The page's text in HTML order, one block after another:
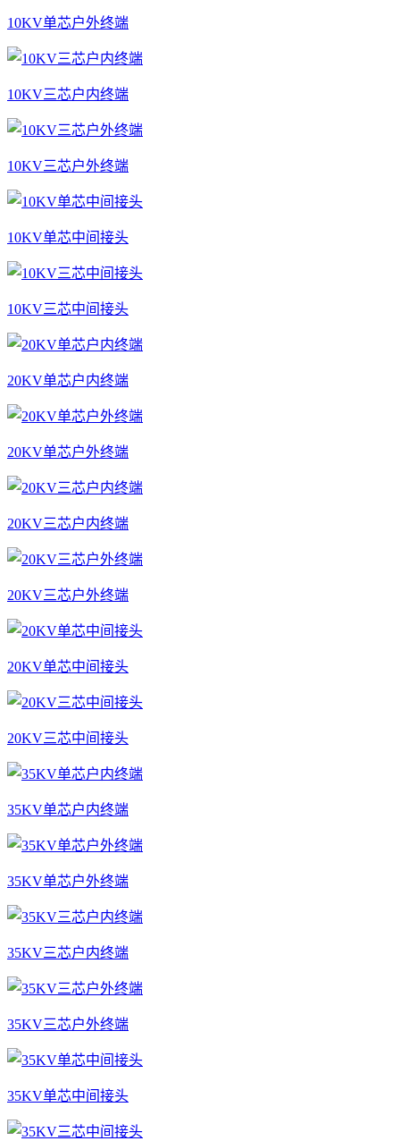
10KV单芯户外终端
10KV三芯户内终端
10KV三芯户外终端
10KV单芯中间接头
10KV三芯中间接头
20KV单芯户内终端
20KV单芯户外终端
20KV三芯户内终端
20KV三芯户外终端
20KV单芯中间接头
20KV三芯中间接头
35KV单芯户内终端
35KV单芯户外终端
35KV三芯户内终端
35KV三芯户外终端
35KV单芯中间接头